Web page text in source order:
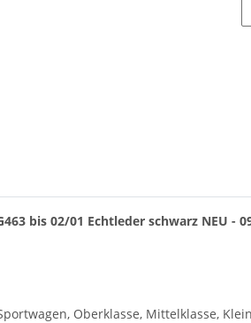
bis 02/01 Echtleder schwarz NEU -
Oberklasse, Mittelklasse,